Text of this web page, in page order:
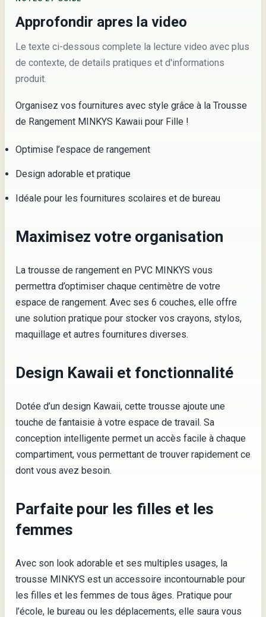
Approfondir apres la video
Le texte ci-dessous complete la lecture video avec plus
de contexte, de details pratiques et d'informations
produit.
Organisez vos fournitures avec style grâce à la Trousse
de Rangement MINKYS Kawaii pour Fille !
Optimise l’espace de rangement
Design adorable et pratique
Idéale pour les fournitures scolaires et de bureau
Maximisez votre organisation
La trousse de rangement en PVC MINKYS vous
permettra d’optimiser chaque centimètre de votre
espace de rangement. Avec ses 6 couches, elle offre
une solution pratique pour stocker vos crayons, stylos,
maquillage et autres fournitures diverses.
Design Kawaii et fonctionnalité
Dotée d’un design Kawaii, cette trousse ajoute une
touche de fantaisie à votre espace de travail. Sa
conception intelligente permet un accès facile à chaque
compartiment, vous permettant de trouver rapidement ce
dont vous avez besoin.
Parfaite pour les filles et les
femmes
Avec son look adorable et ses multiples usages, la
trousse MINKYS est un accessoire incontournable pour
les filles et les femmes de tous âges. Pratique pour
l’école, le bureau ou les déplacements, elle saura vous